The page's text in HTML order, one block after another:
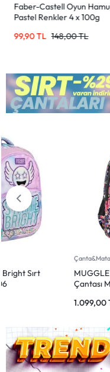
Faber-Castell Oyun Hamuru
Pastel Renkler 4 x 100g
148,00TL
99,90TL
MUGGLE Smile Siyah Okul
Çantası MU-9062